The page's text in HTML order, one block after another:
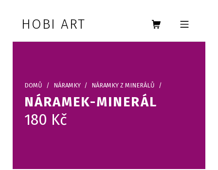
HOBI ART MOBILE MENU
DOMŮ / NÁRAMKY / NÁRAMKY Z MINERÁLŮ /
NÁRAMEK-MINERÁL
180 Kč